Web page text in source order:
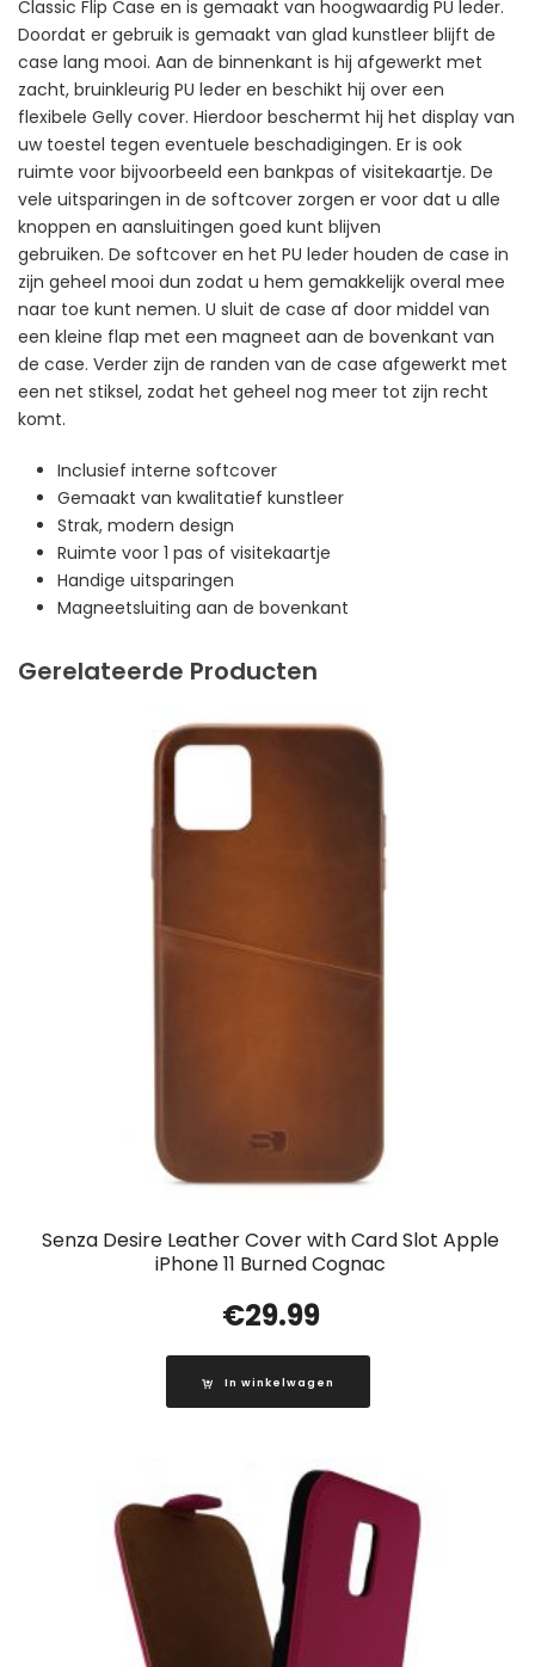
Classic Flip Case en is gemaakt van hoogwaardig PU leder.
Doordat er gebruik is gemaakt van glad kunstleer blijft de
case lang mooi. Aan de binnenkant is hij afgewerkt met
zacht, bruinkleurig PU leder en beschikt hij over een
flexibele Gelly cover. Hierdoor beschermt hij het display van
uw toestel tegen eventuele beschadigingen. Er is ook
ruimte voor bijvoorbeeld een bankpas of visitekaartje. De
vele uitsparingen in de softcover zorgen er voor dat u alle
knoppen en aansluitingen goed kunt blijven
gebruiken. De softcover en het PU leder houden de case in
zijn geheel mooi dun zodat u hem gemakkelijk overal mee
naar toe kunt nemen. U sluit de case af door middel van
een kleine flap met een magneet aan de bovenkant van
de case. Verder zijn de randen van de case afgewerkt met
een net stiksel, zodat het geheel nog meer tot zijn recht
komt.
Inclusief interne softcover
Gemaakt van kwalitatief kunstleer
Strak, modern design
Ruimte voor 1 pas of visitekaartje
Handige uitsparingen
Magneetsluiting aan de bovenkant
Gerelateerde Producten
Senza Desire Leather Cover with Card Slot Apple
iPhone 11 Burned Cognac
€29.99
In winkelwagen